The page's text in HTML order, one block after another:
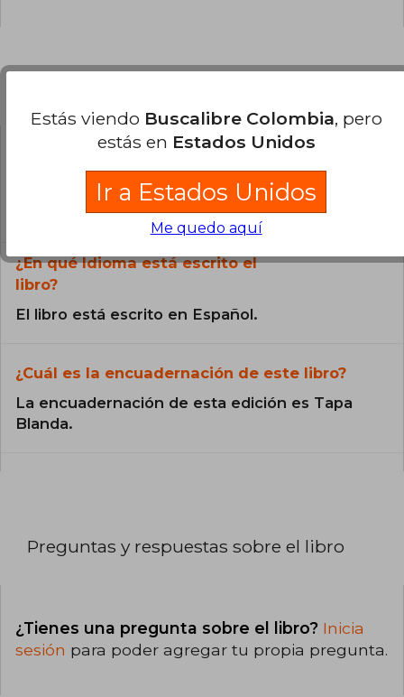
Todos los libros de nuestro
catálogo son Originales.
¿En qué Idioma está escrito el
libro?
El libro está escrito en Español.
¿Cuál es la encuadernación de este libro?
La encuadernación de esta edición es Tapa
Blanda.
Preguntas y respuestas sobre el libro
¿Tienes una pregunta sobre el libro? Inicia
sesión para poder agregar tu propia pregunta.
Estás viendo Buscalibre Colombia, pero
estás en Estados Unidos
Ir a Estados Unidos
Me quedo aquí